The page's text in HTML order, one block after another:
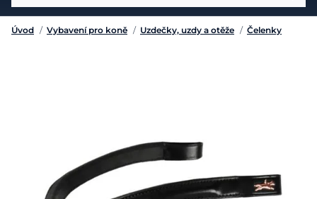
Úvod / Vybavení pro koně / Uzdečky, uzdy a otěže / Čelenky